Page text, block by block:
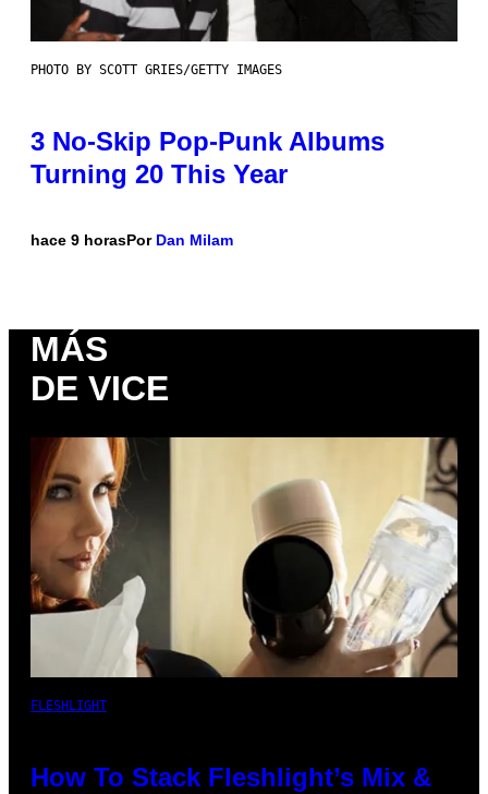
PHOTO BY SCOTT GRIES/GETTY IMAGES
3 No-Skip Pop-Punk Albums
Turning 20 This Year
hace 9 horasPor Dan Milam
MÁS
DE VICE
FLESHLIGHT
How To Stack Fleshlight’s Mix &